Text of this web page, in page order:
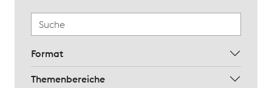
Format
Themenbereiche